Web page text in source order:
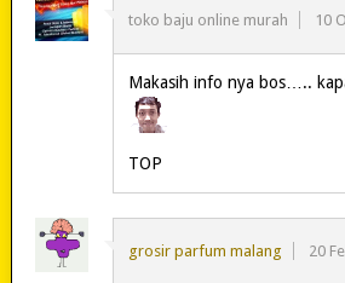
toko baju online murah 10
Makasih info nya bos…..
TOP
grosir parfum malang 20